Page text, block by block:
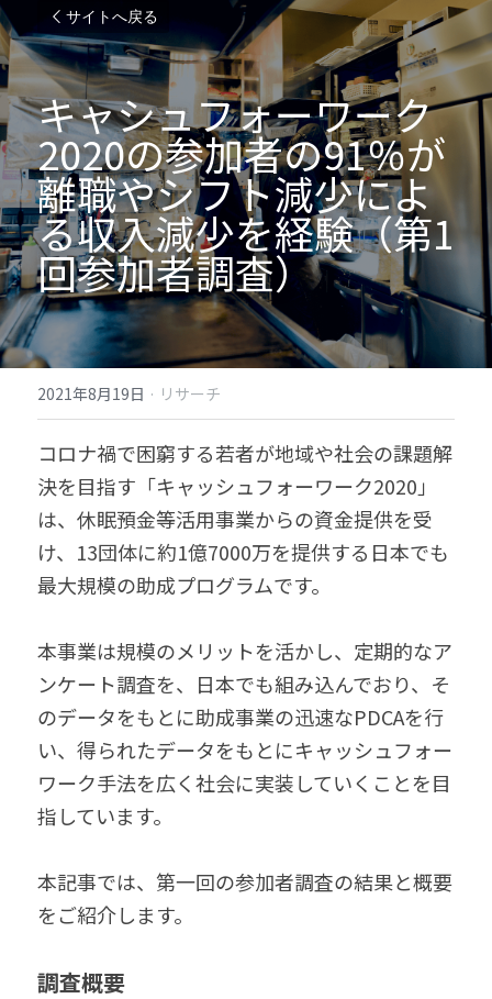
サイトへ戻る
キャシュフォーワーク
2020の参加者の91％が
離職やシフト減少によ
る収入減少を経験（第1
回参加者調査）
2021年8月19日 · リサーチ
コロナ禍で困窮する若者が地域や社会の課題解
決を目指す「キャッシュフォーワーク2020」
は、休眠預金等活用事業からの資金提供を受
け、13団体に約1億7000万を提供する日本でも
最大規模の助成プログラムです。
本事業は規模のメリットを活かし、定期的なア
ンケート調査を、日本でも組み込んでおり、そ
のデータをもとに助成事業の迅速なPDCAを行
い、得られたデータをもとにキャッシュフォー
ワーク手法を広く社会に実装していくことを目
指しています。
本記事では、第一回の参加者調査の結果と概要
をご紹介します。
調査概要